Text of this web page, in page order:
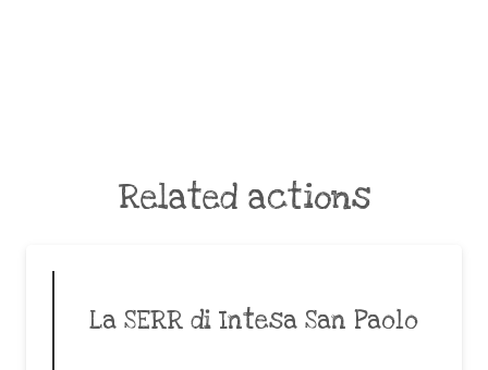
Related actions
La SERR di Intesa San Paolo